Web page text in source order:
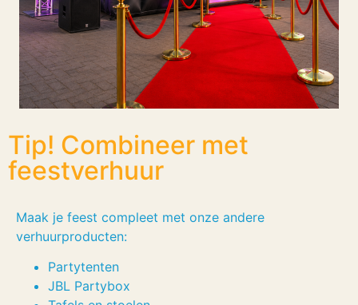
Tip! Combineer met
feestverhuur
Maak je feest compleet met onze andere
verhuurproducten:
Partytenten
JBL Partybox